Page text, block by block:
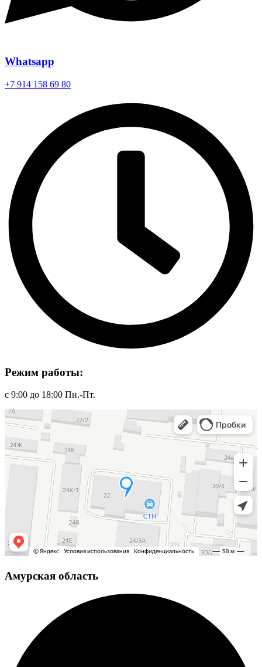
Whatsapp
+7 914 158 69 80
Режим работы:
с 9:00 до 18:00 Пн.-Пт.
Амурская область